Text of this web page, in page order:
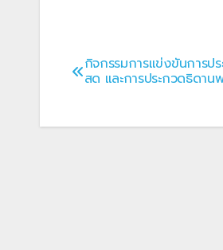
แนะแนว
กิจกรรมการแข่งขันการป
สด และการประกวดธิดาน